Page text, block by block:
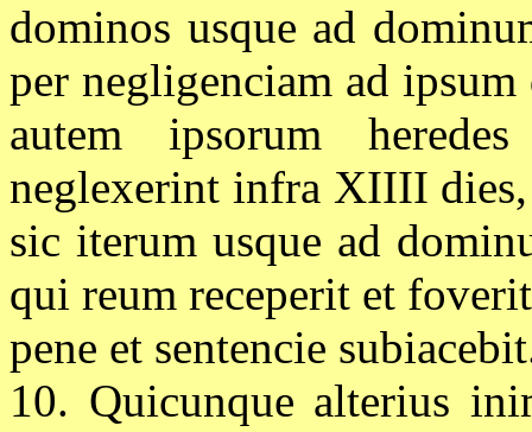
dominos usque ad
per negligenciam ad
autem ipsorum
neglexerint infra XIIII
sic iterum usque ad
qui reum receperit et
pene et sentencie
10. Quicunque alterius